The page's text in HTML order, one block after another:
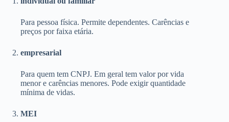
Para pessoa física. Permite dependentes. Carências e
preços por faixa etária.
empresarial
Para quem tem CNPJ. Em geral tem valor por vida
menor e carências menores. Pode exigir quantidade
mínima de vidas.
MEI